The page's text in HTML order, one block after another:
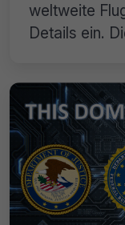
weltweite
Details ein.